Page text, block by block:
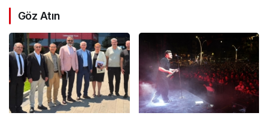
Göz Atın